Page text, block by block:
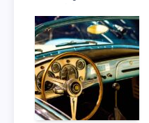
comparaison avec
les moteurs à
combustion